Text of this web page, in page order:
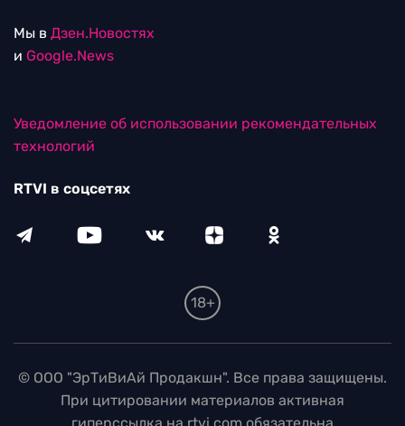
Мы в Дзен.Новостях
и Google.News
Уведомление об использовании рекомендательных
технологий
RTVI в соцсетях
18+
© ООО "ЭрТиВиАй Продакшн". Все права защищены.
При цитировании материалов активная